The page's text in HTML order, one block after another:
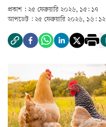
প্রকাশ : ২৫ ফেব্রুয়ারি ২০২৬, ১৫: ১৭
আপডেট : ২৫ ফেব্রুয়ারি ২০২৬, ১৬: ১২